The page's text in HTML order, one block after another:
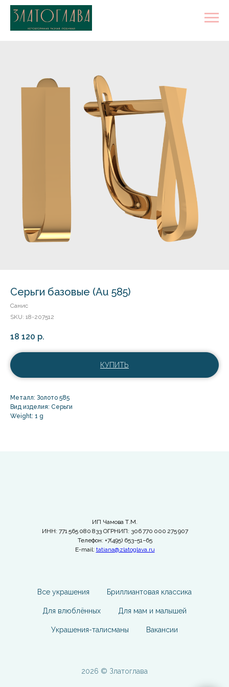
Серьги базовые (Au 585)
Санис
SKU: 18-207512
18 120 р.
КУПИТЬ
Металл: Золото 585
Вид изделия: Серьги
Weight: 1 g
ИП Чамова Т.М.
ИНН: 771 565 080 833 ОГРНИП: 306 770 000 275 907
Телефон: +7(495) 653−51−65
E-mail: tatiana@zlatoglava.ru
Все украшения Бриллиантовая классика
Для влюблённых Для мам и малышей
Украшения-талисманы Вакансии
2026 © Златоглава